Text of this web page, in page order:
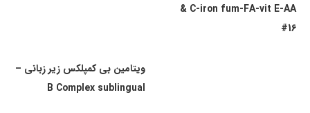
& C-iron fum-FA-vit E-AA
#16
ویتامین بی کمپلکس زیر زبانی –
B Complex sublingual